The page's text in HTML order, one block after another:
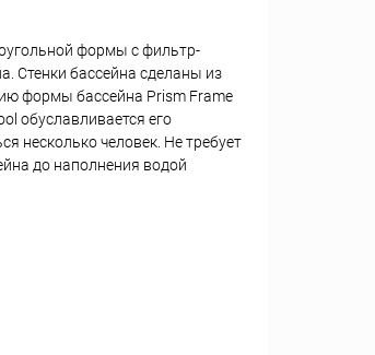
формы с фильтр-
Стенки бассейна сделаны из
формы бассейна Prism Frame
обуславливается его
несколько человек. Не требует
до наполнения водой